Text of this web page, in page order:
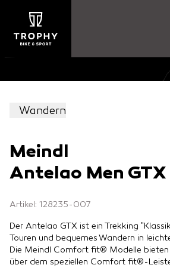
Wandern
Meindl
Antelao Men GTX
Artikel: 128235-007
Der Antelao GTX ist ein Trekking
Touren und bequemes Wandern in
Die Meindl Comfort fit® Modelle bieten
über dem speziellen Comfort fit®-